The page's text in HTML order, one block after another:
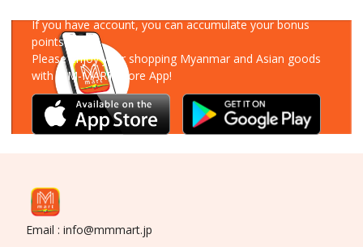
If you have account, you can accumulate your bonus
points!
Please enjoy your shopping Myanmar and Asian goods
with MM-MART Store App!
Email : info@mmmart.jp